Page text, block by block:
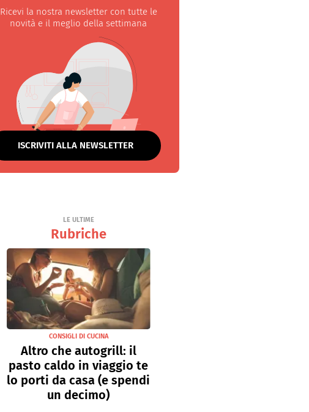
Ricevi la nostra newsletter con tutte le
novità e il meglio della settimana
ISCRIVITI ALLA NEWSLETTER
LE ULTIME
Rubriche
CONSIGLI DI CUCINA
Altro che autogrill: il
pasto caldo in viaggio te
lo porti da casa (e spendi
un decimo)